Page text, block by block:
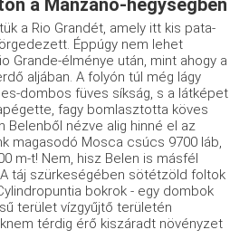
a Manzano-hegységben
a Rio Grandét, amely itt kis pata­
Éppúgy nem lehet
Grande-élménye után, mint ahogy a
aljában. A folyón túl még lágy
dombos füves síkság, s a látképet
fagy bomlasztotta köves
Belenből nézve alig hinné el az
maga­sodó Mosca csúcs 9700 láb,
m-t! Nem, hisz Belen is másfél
táj szürkesé­gében sötétzöld foltok
bokrok - egy dombok
terület víz­gyűjtő területén
térdig érő kiszá­radt növényzet